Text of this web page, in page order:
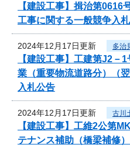
【建設工事】揖治第0616
工事に関する一般競争入
2024年12月17日更新 多治
【建設工事】工建第J2
業（重要物流道路分）（
入札公告
2024年12月17日更新 古川
【建設工事】工維2公第
テナンス補助（橋梁補修